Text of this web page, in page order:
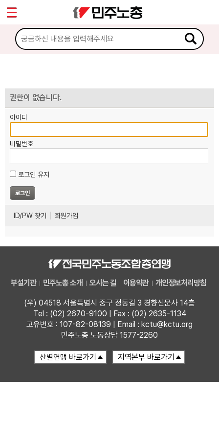
권한이 없습니다.
아이디
비밀번호
로그인 유지
ID/PW 찾기 회원가입
부설기관 민주노총 소개 오시는 길 이용약관 개인정보처리방침
(우) 04518 서울특별시 중구 정동길 3 경향신문사 14층
Tel : (02) 2670-9100 | Fax : (02) 2635-1134
고유번호 : 107-82-08139 | Email : kctu@kctu.org
민주노총 노동상담 1577-2260
마이페이지
소개
노동상담
자료
부설기관
업무